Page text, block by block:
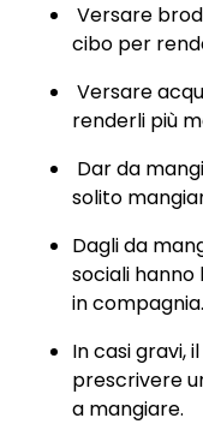
Versare
cibo per
Versare
renderli più
Dar da
solito
Dagli da
sociali hanno
in compagnia.
In casi gravi,
prescrivere
a mangiare.